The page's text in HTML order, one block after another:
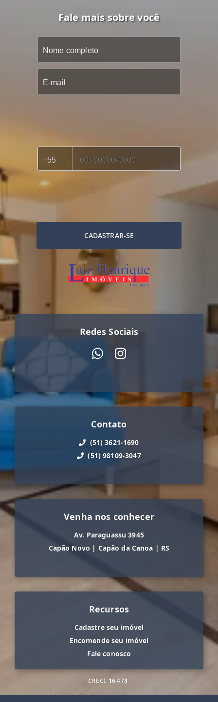
Fale mais sobre você
CADASTRAR-SE
Redes Sociais
Contato
(51) 3621-1690
(51) 98109-3047
Venha nos conhecer
Av. Paraguassu 3945
Capão Novo | Capão da Canoa | RS
Recursos
Cadastre seu imóvel
Encomende seu imóvel
Fale conosco
CRECI 16.478